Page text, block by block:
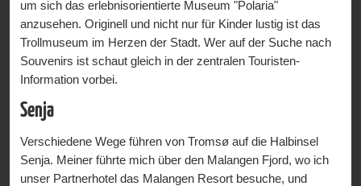
um sich das erlebnisorientierte Museum "Polaria"
anzusehen. Originell und nicht nur für Kinder lustig ist das
Trollmuseum im Herzen der Stadt. Wer auf der Suche nach
Souvenirs ist schaut gleich in der zentralen Touristen-
Information vorbei.
Senja
Verschiedene Wege führen von Tromsø auf die Halbinsel
Senja. Meiner führte mich über den Malangen Fjord, wo ich
unser Partnerhotel das Malangen Resort besuche, und